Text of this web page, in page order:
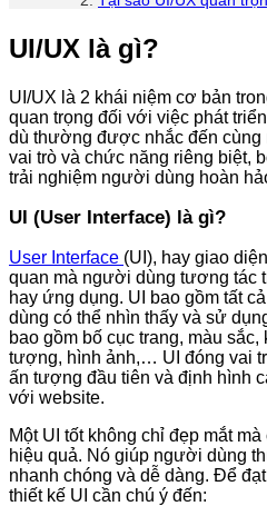
UI/UX là gì?
UI/UX là 2 khái niệm cơ bản
quan trọng đối với việc phát
dù thường được nhắc đến cùng
vai trò và chức năng riêng biệt,
trải nghiệm người dùng hoàn
UI (User Interface) là gì?
User Interface (UI), hay giao
quan mà người dùng tương tác
hay ứng dụng. UI bao gồm tất
dùng có thể nhìn thấy và sử
bao gồm bố cục trang, màu
tượng, hình ảnh,… UI đóng vai
ấn tượng đầu tiên và định hình
với website.
Một UI tốt không chỉ đẹp mắt
hiệu quả. Nó giúp người dùng
nhanh chóng và dễ dàng. Để
thiết kế UI cần chú ý đến: